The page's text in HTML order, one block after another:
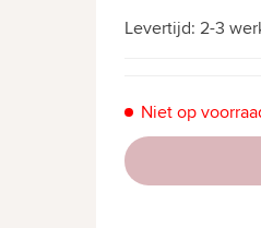
Levertijd: 2-3
Niet op